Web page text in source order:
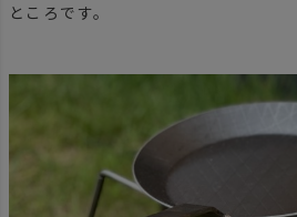
ところです。